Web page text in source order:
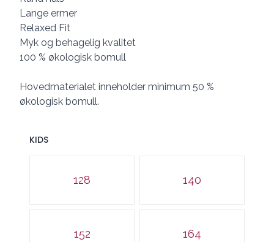
Lange ermer
Relaxed Fit
Myk og behagelig kvalitet
100 % økologisk bomull
Hovedmaterialet inneholder minimum 50 %
økologisk bomull.
KIDS
Velg en KIDS
128 140
152 164